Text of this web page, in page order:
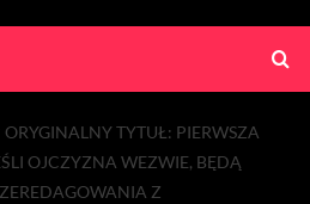
ORYGINALNY TYTUŁ: PIERWSZA
OJCZYZNA WEZWIE, BĘDĄ
Z